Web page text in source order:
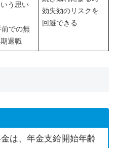
う思い
前での無
退職
効失効のリスクを
回避できる
は、年金支給開始年齢